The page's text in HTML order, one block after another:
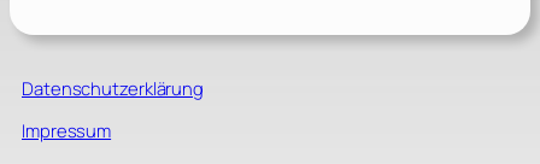
Datenschutzerklärung
Impressum